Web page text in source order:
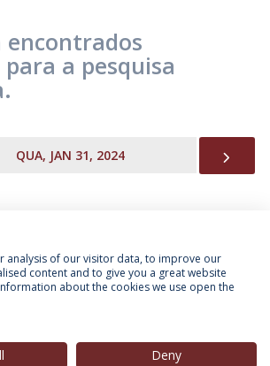
encontrados
a pesquisa
QUA, JAN 31, 2024
PARA
analysis of our visitor data, to improve our
content and to give you a great website
about the cookies we use open the
Deny